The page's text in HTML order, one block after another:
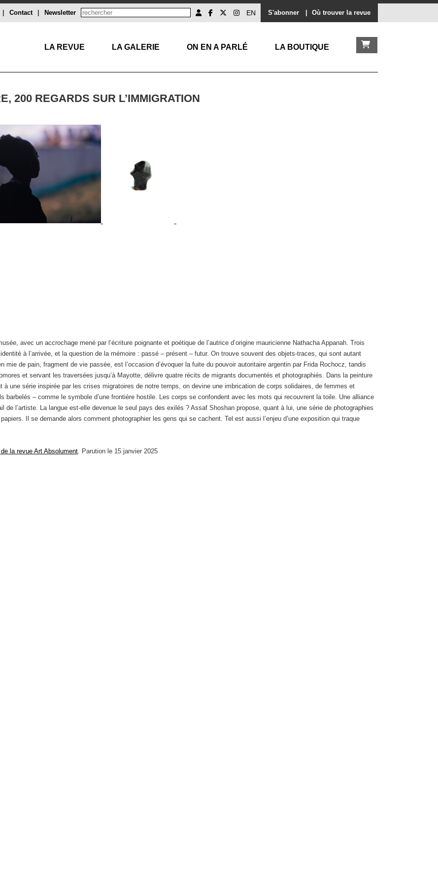
S'abonner Où trouver la revue
EN
Newsletter
Contact
LA REVUE LA GALERIE ON EN A PARLÉ LA BOUTIQUE
200 REGARDS SUR L’IMMIGRATION
avec un accrochage mené par l’écriture poignante et poétique de l’autrice d’origine mauricienne Nathacha Appanah. Trois
à l’arrivée, et la question de la mémoire : passé – présent – futur. On trouve souvent des objets-traces, qui sont autant
mie de pain, fragment de vie passée, est l’occasion d’évoquer la fuite du pouvoir autoritaire argentin par Frida Rochocz, tandis
et servant les traversées jusqu’à Mayotte, délivre quatre récits de migrants documentés et photographiés. Dans la peinture
à une série inspirée par les crises migratoires de notre temps, on devine une imbrication de corps solidaires, de femmes et
– comme le symbole d’une frontière hostile. Les corps se confondent avec les mots qui recouvrent la toile. Une alliance
de l’artiste. La langue est-elle devenue le seul pays des exilés ? Assaf Shoshan propose, quant à lui, une série de photographies
Il se demande alors comment photographier les gens qui se cachent. Tel est aussi l’enjeu d’une exposition qui traque
de la revue Art Absolument. Parution le 15 janvier 2025